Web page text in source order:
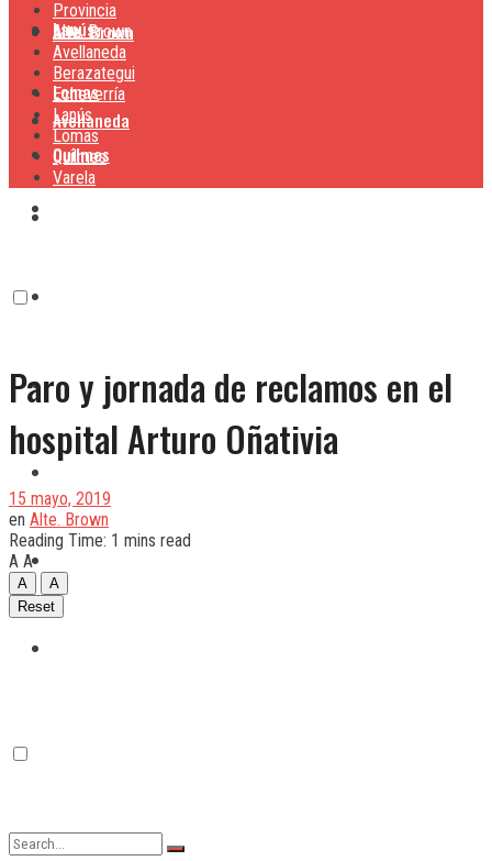
Lanús
Lomas
Quilmes
Alte. Brown
Avellaneda
Lanús
Provincia
Alte. Brown
Avellaneda
Berazategui
Echeverría
Lanús
Lomas
Quilmes
Varela
Paro y jornada de reclamos en el
hospital Arturo Oñativia
15 mayo, 2019
en Alte. Brown
Reading Time: 1 mins read
A A
A
A
Reset